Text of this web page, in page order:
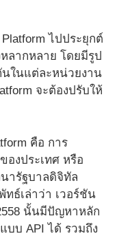
ไปประยุกต์
ลากหลาย โดยมีรูป
ในแต่ละหน่วยงาน
จะต้องปรับให้
คือ การ
องประเทศ หรือ
ารัฐบาลดิจิทัล
ธ์เล่าว่า เวอร์ชัน
นั้นมีปัญหาหลัก
บบ API ได้ รวมถึง